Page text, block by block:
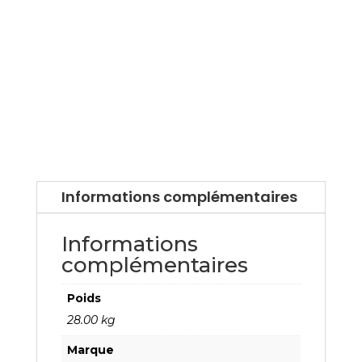
Informations complémentaires
Informations
complémentaires
Poids
28.00 kg
Marque